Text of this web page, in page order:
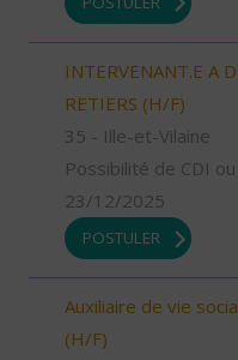
INTERVENANT.E A
RETIERS (H/F)
35 - Ille-et-Vilaine
Possibilité de CDI ou
23/12/2025
POSTULER
Auxiliaire de vie
(H/F)